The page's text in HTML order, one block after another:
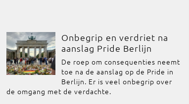
Onbegrip en verdriet na
aanslag Pride Berlijn
De roep om consequenties neemt
toe na de aanslag op de Pride in
Berlijn. Er is veel onbegrip over
de omgang met de verdachte.